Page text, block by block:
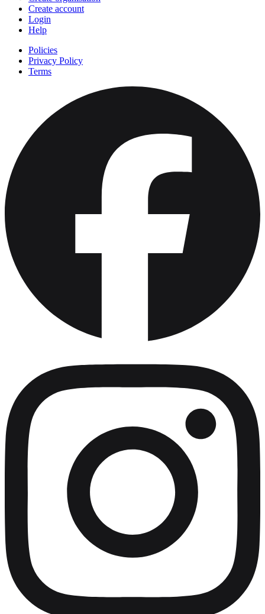
Create account
Login
Help
Policies
Privacy Policy
Terms